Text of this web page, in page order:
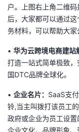
户。上图右上角二维
后，大家都可以通过
务材料，可以帮助大家
• 华为云跨境电商建站
打造一站式简单极致
国DTC品牌全球化。
• 企业名片： SaaS支
铃,当主叫拨打该员工
政府或企业为员工设